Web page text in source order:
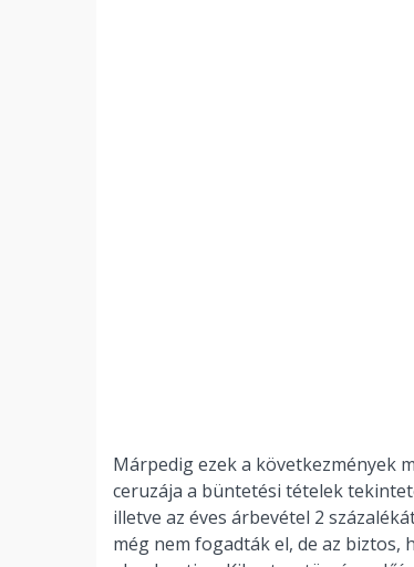
Márpedig ezek a következmények
ceruzája a büntetési tételek
illetve az éves árbevétel 2
még nem fogadták el, de az